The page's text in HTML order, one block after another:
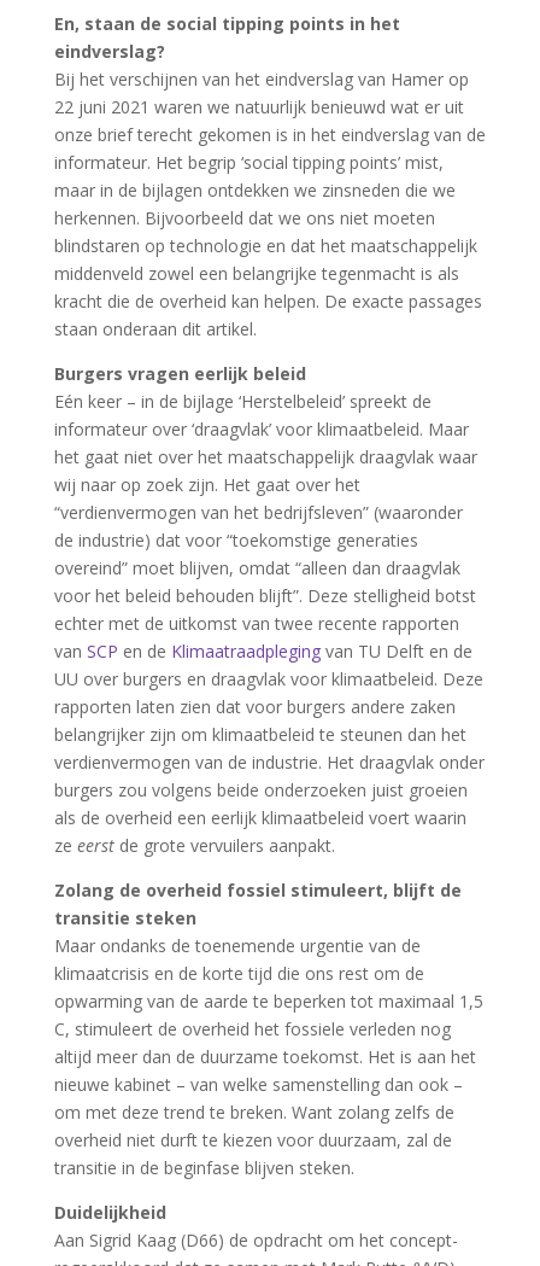
En, staan de social tipping points in het
eindverslag?
Bij het verschijnen van het eindverslag van Hamer op
22 juni 2021 waren we natuurlijk benieuwd wat er uit
onze brief terecht gekomen is in het eindverslag van de
informateur. Het begrip ‘social tipping points’ mist,
maar in de bijlagen ontdekken we zinsneden die we
herkennen. Bijvoorbeeld dat we ons niet moeten
blindstaren op technologie en dat het maatschappelijk
middenveld zowel een belangrijke tegenmacht is als
kracht die de overheid kan helpen. De exacte passages
staan onderaan dit artikel.
Burgers vragen eerlijk beleid
Eén keer – in de bijlage ‘Herstelbeleid’ spreekt de
informateur over ‘draagvlak’ voor klimaatbeleid. Maar
het gaat niet over het maatschappelijk draagvlak waar
wij naar op zoek zijn. Het gaat over het
“verdienvermogen van het bedrijfsleven” (waaronder
de industrie) dat voor “toekomstige generaties
overeind” moet blijven, omdat “alleen dan draagvlak
voor het beleid behouden blijft”. Deze stelligheid botst
echter met de uitkomst van twee recente rapporten
van SCP en de Klimaatraadplegingvan TU Delft en de
UU over burgers en draagvlak voor klimaatbeleid. Deze
rapporten laten zien dat voor burgers andere zaken
belangrijker zijn om klimaatbeleid te steunen dan het
verdienvermogen van de industrie. Het draagvlak onder
burgers zou volgens beide onderzoeken juist groeien
als de overheid een eerlijk klimaatbeleid voert waarin
ze eerstde grote vervuilers aanpakt.
Zolang de overheid fossiel stimuleert, blijft de
transitie steken
Maar ondanks de toenemende urgentie van de
klimaatcrisis en de korte tijd die ons rest om de
opwarming van de aarde te beperken tot maximaal 1,5
C, stimuleert de overheid het fossiele verleden nog
altijd meer dan de duurzame toekomst. Het is aan het
nieuwe kabinet – van welke samenstelling dan ook –
om met deze trend te breken. Want zolang zelfs de
overheid niet durft te kiezen voor duurzaam, zal de
transitie in de beginfase blijven steken.
Duidelijkheid
Aan Sigrid Kaag (D66) de opdracht om het concept-